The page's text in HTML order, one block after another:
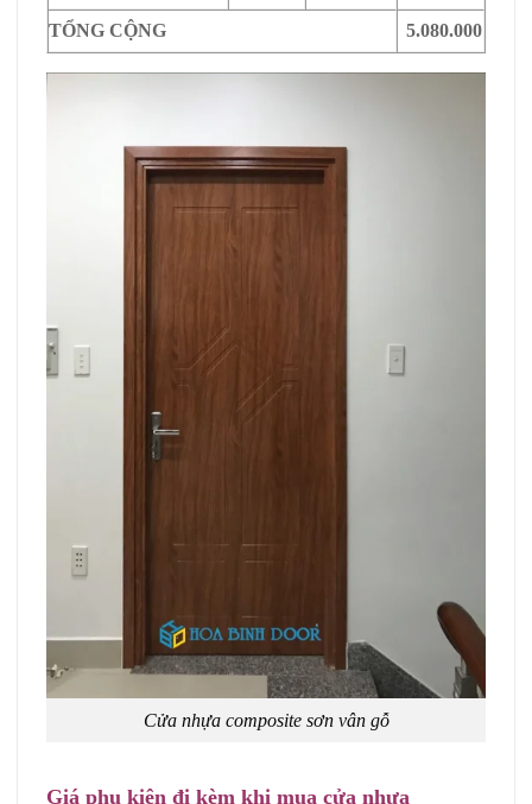
TỔNG CỘNG 5.080.000
Cửa nhựa composite sơn vân gỗ
Giá phụ kiện đi kèm khi mua cửa nhựa